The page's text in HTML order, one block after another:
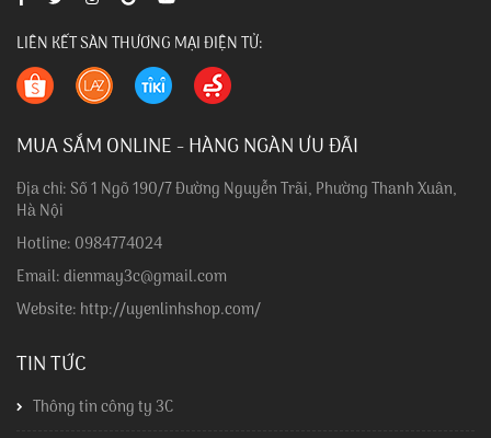
LIÊN KẾT SÀN THƯƠNG MẠI ĐIỆN TỬ:
MUA SẮM ONLINE - HÀNG NGÀN ƯU ĐÃI
Địa chỉ: Số 1 Ngõ 190/7 Đường Nguyễn Trãi, Phường Thanh Xuân,
Hà Nội
Hotline: 0984774024
Email: dienmay3c@gmail.com
Website: http://uyenlinhshop.com/
TIN TỨC
Thông tin công ty 3C